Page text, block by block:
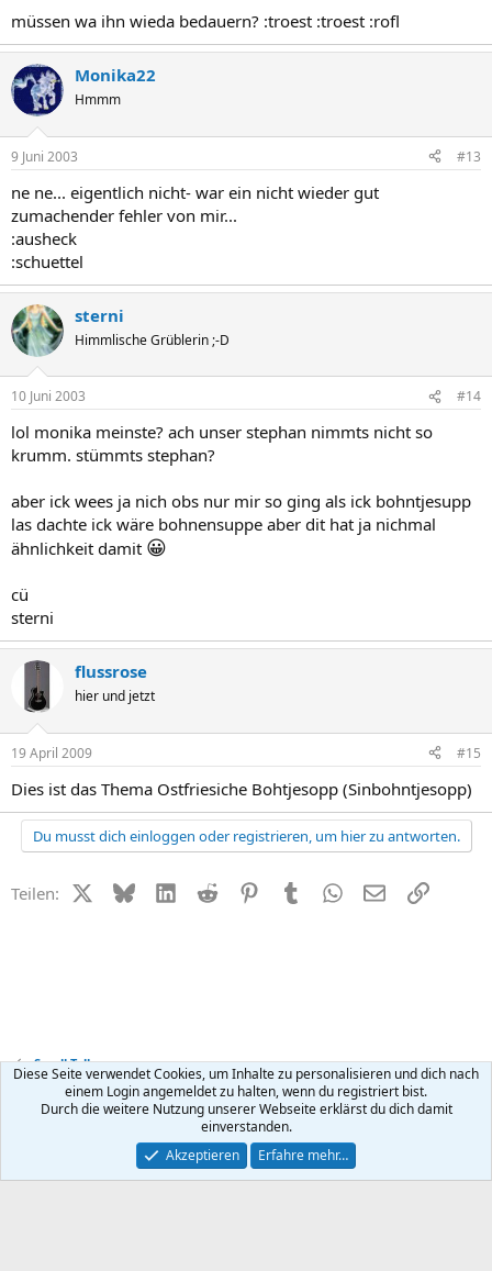
müssen wa ihn wieda bedauern? :troest :troest :rofl
Monika22
Hmmm
9 Juni 2003 #13
ne ne... eigentlich nicht- war ein nicht wieder gut
zumachender fehler von mir...
:ausheck
:schuettel
sterni
Himmlische Grüblerin ;-D
10 Juni 2003 #14
lol monika meinste? ach unser stephan nimmts nicht so
krumm. stümmts stephan?
aber ick wees ja nich obs nur mir so ging als ick bohntjesupp
las dachte ick wäre bohnensuppe aber dit hat ja nichmal
ähnlichkeit damit 😀
cü
sterni
flussrose
hier und jetzt
19 April 2009 #15
Dies ist das Thema Ostfriesiche Bohtjesopp (Sinbohntjesopp)
Du musst dich einloggen oder registrieren, um hier zu antworten.
Teilen: X (Twitter)
BlueskyLinkedIn
Reddit PinterestTumblr WhatsApp
E-MailLink
Small Talk
Kontakt Nutzungsbedingungen Datenschutz Hilfe
R
Community platform by XenForo ® © 2010-2026 XenForo Ltd.
Diese Seite verwendet Cookies, um Inhalte zu personalisieren und dich nach
einem Login angemeldet zu halten, wenn du registriert bist.
Durch die weitere Nutzung unserer Webseite erklärst du dich damit
einverstanden.
Akzeptieren
Erfahre mehr…